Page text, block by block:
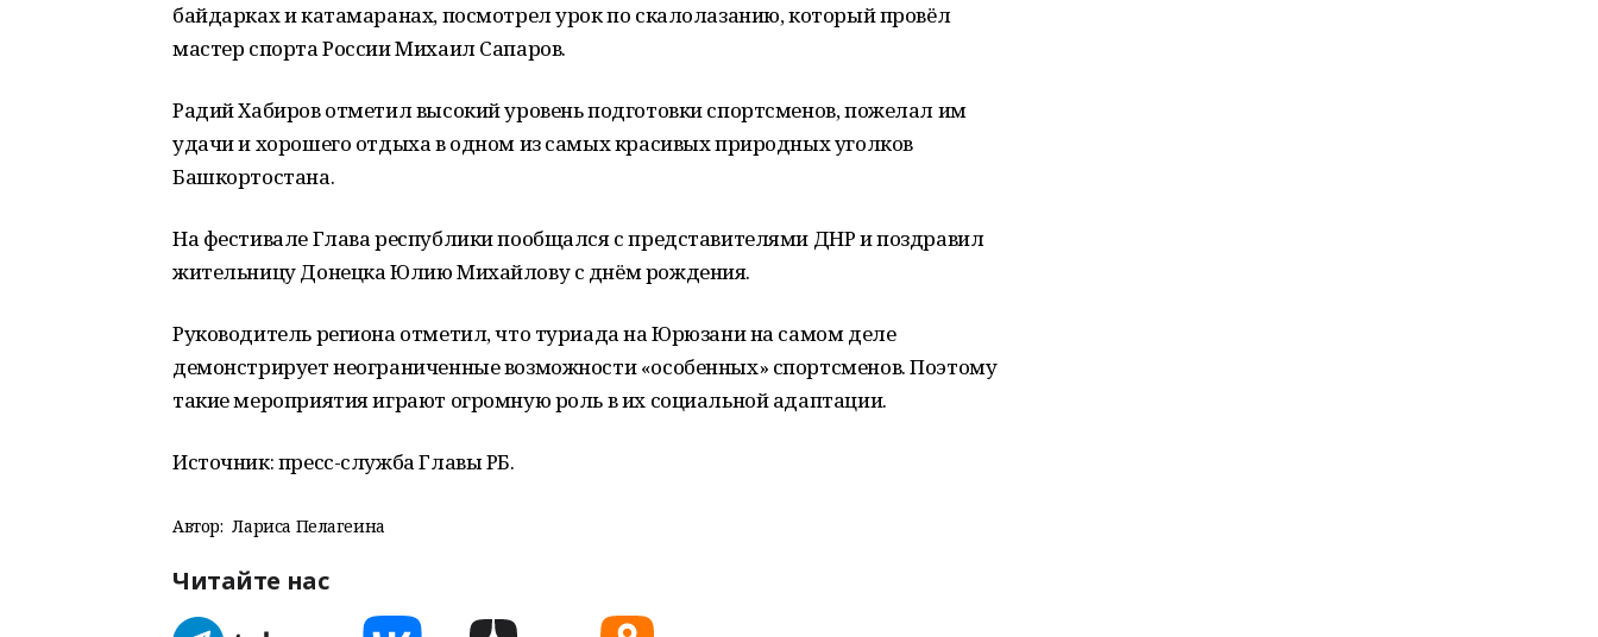
байдарках и катамаранах, посмотрел урок по скалолазанию, который провёл
мастер спорта России Михаил Сапаров.
Радий Хабиров отметил высокий уровень подготовки спортсменов, пожелал им
удачи и хорошего отдыха в одном из самых красивых природных уголков
Башкортостана.
На фестивале Глава республики пообщался с представителями ДНР и поздравил
жительницу Донецка Юлию Михайлову с днём рождения.
Руководитель региона отметил, что туриада на Юрюзани на самом деле
демонстрирует неограниченные возможности «особенных» спортсменов. Поэтому
такие мероприятия играют огромную роль в их социальной адаптации.
Источник: пресс-служба Главы РБ.
Автор: Лариса Пелагеина
Читайте нас